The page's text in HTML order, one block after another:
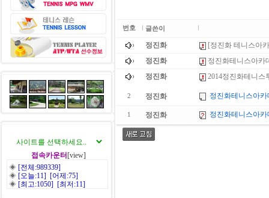
접속카운터 [view]
◈ [전체:989339]
◈ [오늘:11] [어제:75]
◈ [최고:1050] [최저:11]
번호 글쓴이
정진화
[정진화 테니스아
정진화
정진화테니스아카
정진화
2014정진화테니
2 정진화 정진화테니스아
1 정진화 정진화테니스아